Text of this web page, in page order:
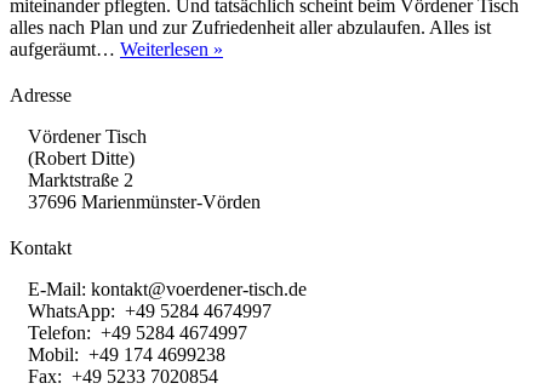
miteinander pflegten. Und tatsächlich scheint beim Vördener Tisch
alles nach Plan und zur Zufriedenheit aller abzulaufen. Alles ist
aufgeräumt… Weiterlesen »
Adresse
Vördener Tisch
(Robert Ditte)
Marktstraße 2
37696 Marienmünster-Vörden
Kontakt
E-Mail: kontakt@voerdener-tisch.de
WhatsApp: +49 5284 4674997
Telefon: +49 5284 4674997
Mobil: +49 174 4699238
Fax: +49 5233 7020854